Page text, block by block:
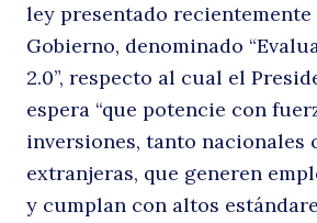
ley presentado
Gobierno, denominado
2.0”, respecto al cual el
espera “que potencie con
inversiones, tanto nacionales
extranjeras, que generen
y cumplan con altos